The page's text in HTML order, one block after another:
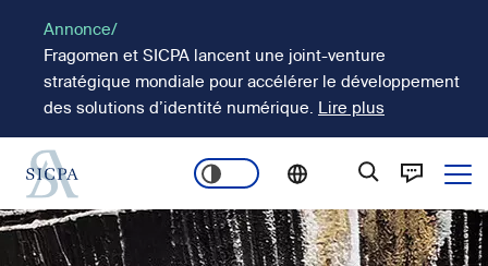
contenu
principal
Annonce/
Fragomen et SICPA lancent une joint-venture
stratégique mondiale pour accélérer le développement
des solutions d’identité numérique. Lire plus
Main
Image